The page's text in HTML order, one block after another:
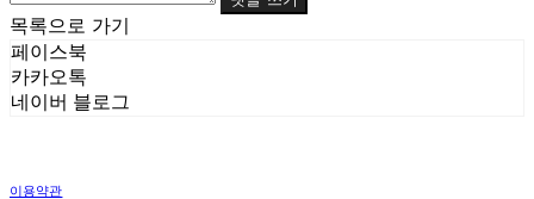
목록으로 가기
페이스북
카카오톡
네이버 블로그
이용약관